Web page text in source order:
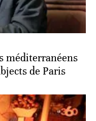
méditerranéens
de Paris